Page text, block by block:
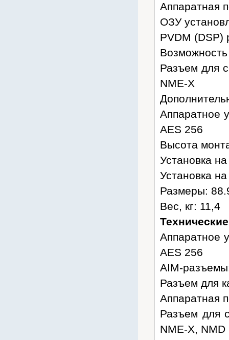
Аппаратная
ОЗУ
PVDM (DSP)
Разъем для
NME-X
Аппаратное
AES 256
Высота
Установка
Установка
Размеры:
Вес, кг: 11,4
Аппаратное
AES 256
AIM-
Разъем для
Аппаратная
Разъем для
NME-X, NMD